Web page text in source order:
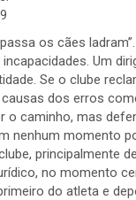
os cães
Um
Se o clube
causas dos erros
o caminho, mas
nenhum momento
principalmente
no momento
do atleta e